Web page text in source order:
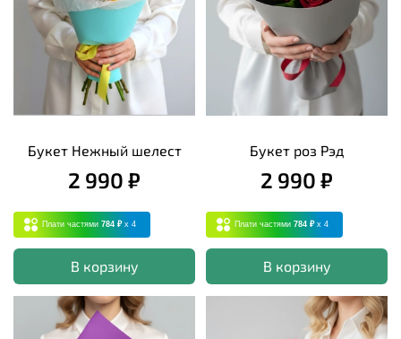
Букет Нежный шелест
2 990 ₽
Плати частями 784 ₽ x 4
В корзину
Букет роз Рэд
2 990 ₽
Плати частями 784 ₽ x 4
В корзину